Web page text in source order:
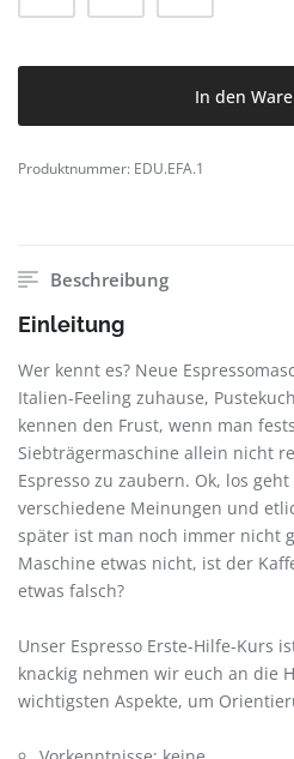
In den
Produktnummer: EDU.EFA.1
Beschreibung
Einleitung
Wer kennt es? Neue
Italien-Feeling zuhause,
kennen den Frust, wenn man
Siebträgermaschine allein nicht
Espresso zu zaubern. Ok, los
verschiedene Meinungen und
später ist man noch immer nicht
Maschine etwas nicht, ist der
etwas falsch?
Unser Espresso Erste-Hilfe-Kurs
knackig nehmen wir euch an die
wichtigsten Aspekte, um